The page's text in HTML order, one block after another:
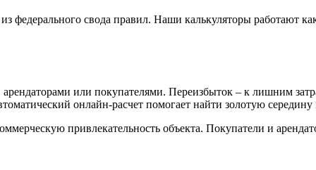
федерального свода правил. Наши калькуляторы работают
или покупателями. Переизбыток – к лишним
онлайн-расчет помогает найти золотую
привлекательность объекта. Покупатели и